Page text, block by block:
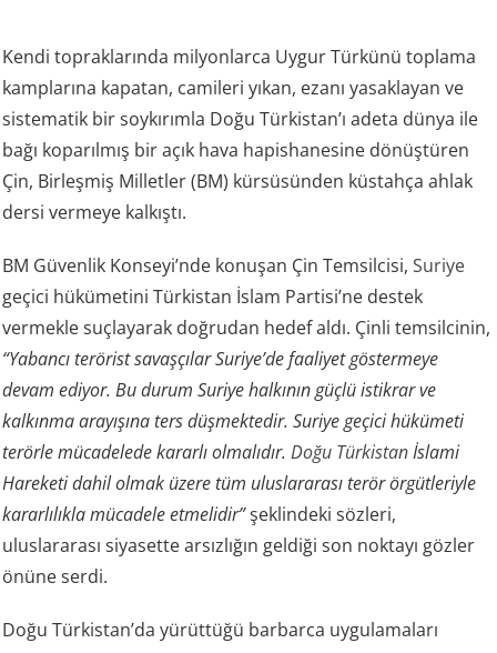
Kendi topraklarında milyonlarca Uygur Türkünü toplama
kamplarına kapatan, camileri yıkan, ezanı yasaklayan ve
sistematik bir soykırımla Doğu Türkistan’ı adeta dünya ile
bağı koparılmış bir açık hava hapishanesine dönüştüren
Çin, Birleşmiş Milletler (BM) kürsüsünden küstahça ahlak
dersi vermeye kalkıştı.
BM Güvenlik Konseyi’nde konuşan Çin Temsilcisi,Suriye
geçici hükümetini Türkistan İslam Partisi’ne destek
vermekle suçlayarak doğrudan hedef aldı. Çinli temsilcinin,
“Yabancı terörist savaşçılar Suriye’de faaliyet göstermeye
devam ediyor. Bu durum Suriye halkının güçlü istikrar ve
kalkınma arayışına ters düşmektedir. Suriye geçici hükümeti
terörle mücadelede kararlı olmalıdır.Doğu Türkistanİslami
Hareketi dahil olmak üzere tüm uluslararası terör örgütleriyle
kararlılıkla mücadele etmelidir”şeklindeki sözleri,
uluslararası siyasette arsızlığın geldiği son noktayı gözler
önüne serdi.
Doğu Türkistan’da yürüttüğü barbarca uygulamaları